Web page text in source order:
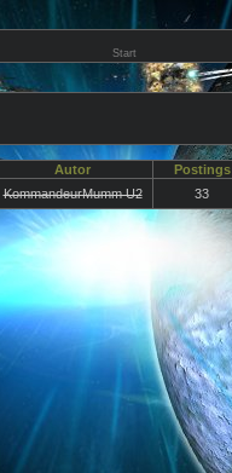
Start
Autor Postings
KommandeurMumm U2 33